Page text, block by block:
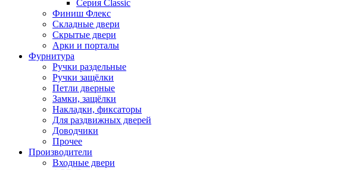
Серия Classic
Финиш Флекс
Складные двери
Скрытые двери
Арки и порталы
Фурнитура
Ручки раздельные
Ручки защёлки
Петли дверные
Замки, защёлки
Накладки, фиксаторы
Для раздвижных дверей
Доводчики
Прочее
Производители
Входные двери